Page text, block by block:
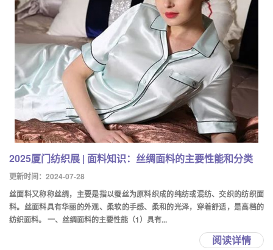
2025厦门纺织展 | 面料知识：丝绸面料的主要性能和分类
更新时间：2024-07-28
丝面料又称称丝绸，主要是指以蚕丝为原料织成的纯纺或混纺、交织的纺织面
料。丝面料具有华丽的外观、柔软的手感、柔和的光泽，穿着舒适，是高档的
纺织面料。 一、丝绸面料的主要性能（1）具有...
阅读详情